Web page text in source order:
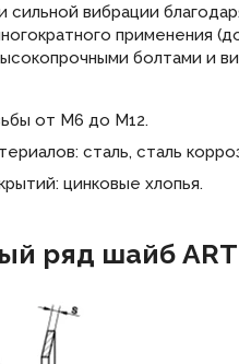
сильной вибрации
применения
болтами и
от М6 до М12.
сталь, сталь
цинковые хлопья.
ряд шайб ART